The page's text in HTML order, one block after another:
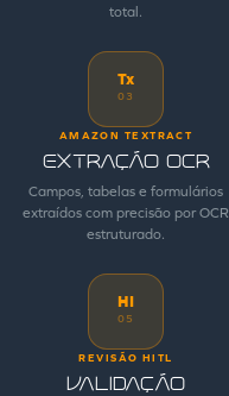
total.
Tx
03
AMAZON TEXTRACT
Extração OCR
Campos, tabelas e formulários
extraídos com precisão por OCR
estruturado.
HI
05
REVISÃO HITL
Validação